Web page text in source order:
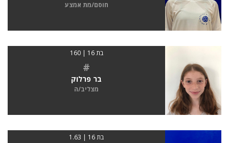
חוסם/מת אמצע
בת 16 | 160
#
בר פרלוק
מצליב/ה
בת 16 | 1.63